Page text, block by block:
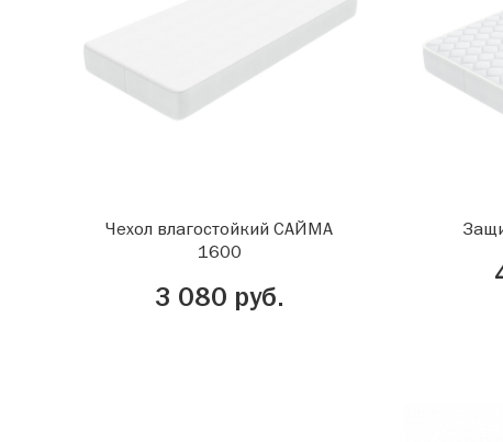
Чехол влагостойкий САЙМА
1600
3 080 руб.